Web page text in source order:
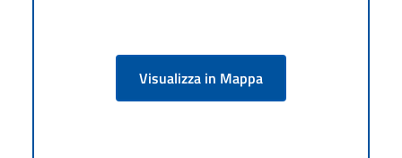
Visualizza in Mappa